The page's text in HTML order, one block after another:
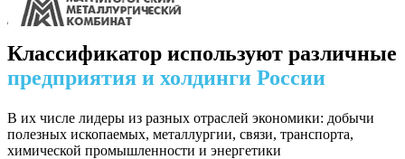
Классификатор используют различные
предприятия и холдинги России
В их числе лидеры из разных отраслей экономики: добычи
полезных ископаемых, металлургии, связи, транспорта,
химической промышленности и энергетики